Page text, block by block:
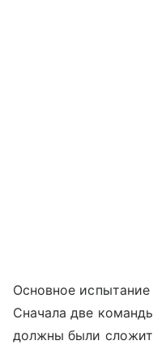
Основное
Сначала две
должны были